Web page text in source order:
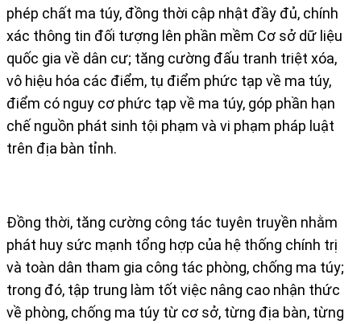
phép chất ma túy, đồng thời cập nhật đầy đủ, chính
xác thông tin đối tượng lên phần mềm Cơ sở dữ liệu
quốc gia về dân cư; tăng cường đấu tranh triệt xóa,
vô hiệu hóa các điểm, tụ điểm phức tạp về ma túy,
điểm có nguy cơ phức tạp về ma túy, góp phần hạn
chế nguồn phát sinh tội phạm và vi phạm pháp luật
trên địa bàn tỉnh.
Đồng thời, tăng cường công tác tuyên truyền nhằm
phát huy sức mạnh tổng hợp của hệ thống chính trị
và toàn dân tham gia công tác phòng, chống ma túy;
trong đó, tập trung làm tốt việc nâng cao nhận thức
về phòng, chống ma túy từ cơ sở, từng địa bàn, từng